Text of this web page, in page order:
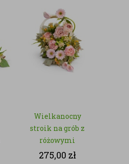
Wielkanocny
stroik na grób z
różowymi
kwiatami –
275,00 zł